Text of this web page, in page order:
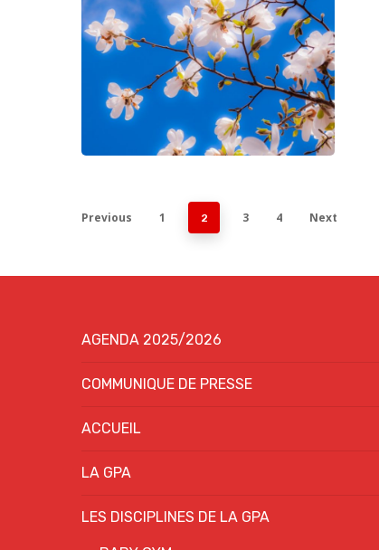
Previous 1 2 3 4 Next
AGENDA 2025/2026
COMMUNIQUE DE PRESSE
ACCUEIL
LA GPA
LES DISCIPLINES DE LA GPA